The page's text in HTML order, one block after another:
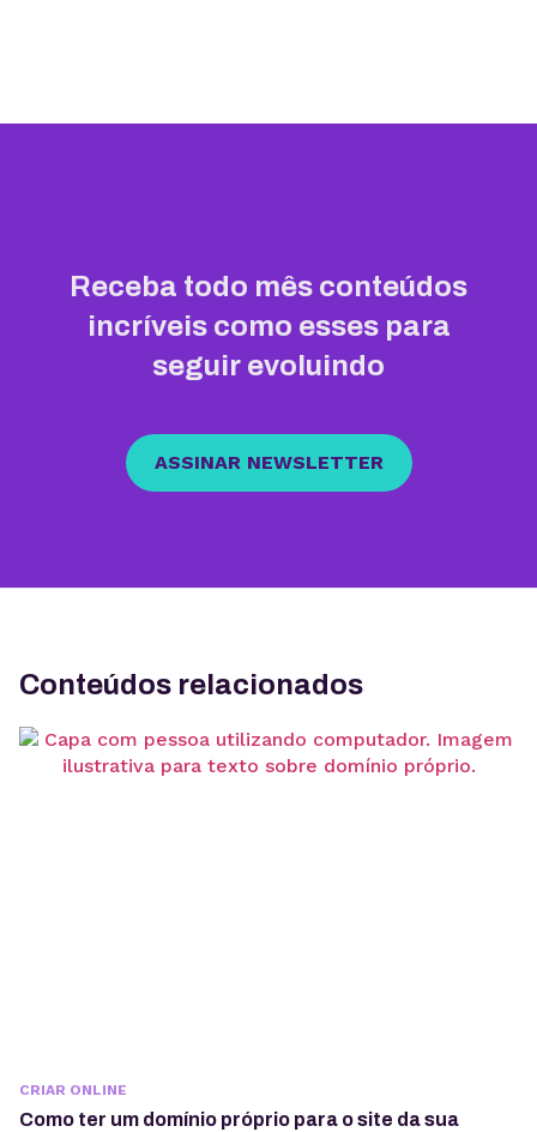
Receba todo mês conteúdos
incríveis como esses para
seguir evoluindo
ASSINAR NEWSLETTER
Conteúdos relacionados
CRIAR ONLINE
Como ter um domínio próprio para o site da sua